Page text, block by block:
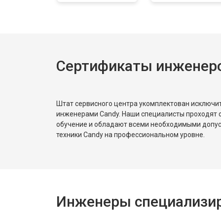
Замена термостата
Ремонт/замена датчика
Ремонт электропроводки
Замена платы управления
Сертификаты
Штат сервисного центра укомплектован
инженерами Candy. Наши специалисты проходят
обучение и обладают всеми необходимыми
техники Candy на профессиональном уровне.
Инженеры